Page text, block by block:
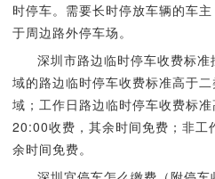
时停车。需要长时停放车辆的车
于周边路外停车场。
深圳市路边临时停车收费标
域的路边临时停车收费标准高于
域；工作日路边临时停车收费标
20:00收费，其余时间免费；非
余时间免费。